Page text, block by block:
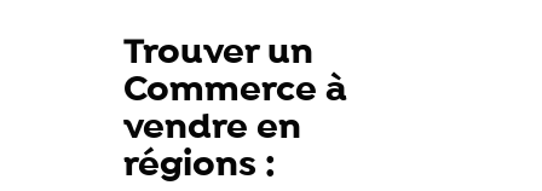
Trouver un
Commerce à
vendre en
régions :